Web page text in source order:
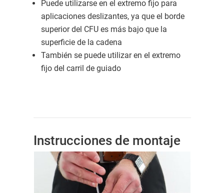
Puede utilizarse en el extremo fijo para
aplicaciones deslizantes, ya que el borde
superior del CFU es más bajo que la
superficie de la cadena
También se puede utilizar en el extremo
fijo del carril de guiado
Instrucciones de montaje